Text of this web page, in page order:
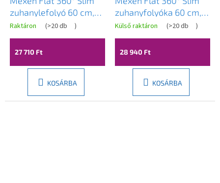
zuhanylefolyó 60 cm,
matt arany, 1A41060
Raktáron (>20 db )
27 710 Ft
KOSÁRBA
zuhanyfolyóka 60 cm,
matt réz, 1C41060
Külső raktáron (>20 db )
28 940 Ft
KOSÁRBA